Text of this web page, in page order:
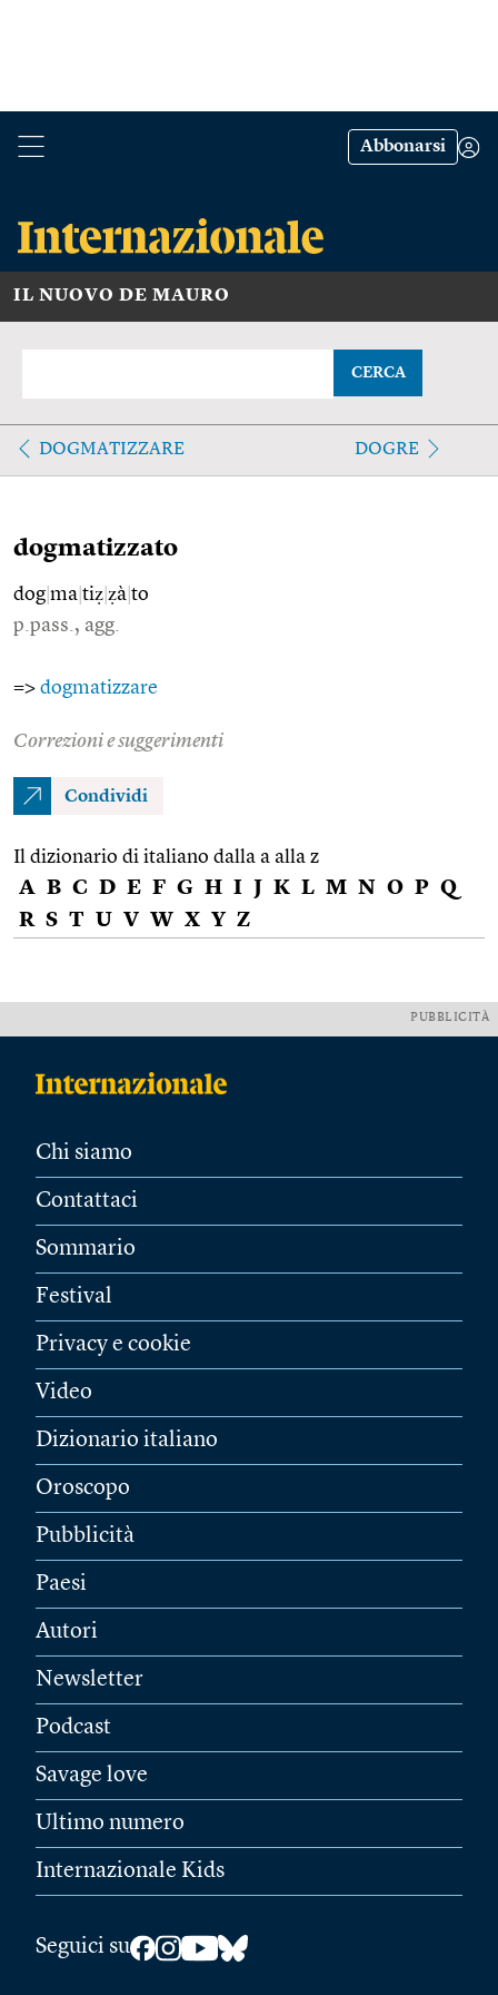
Abbonarsi
IL NUOVO DE MAURO
CERCA
DOGMATIZZARE DOGRE
dogmatizzato
dog ma tiẓ ẓà to
p.pass., agg.
=> dogmatizzare
Correzioni e suggerimenti
Condividi
Il dizionario di italiano dalla a alla z
A B C D E F G H I J K L M N O P Q
R S T U V W X Y Z
PUBBLICITÀ
Chi siamo
Contattaci
Sommario
Festival
Privacy e cookie
Video
Dizionario italiano
Oroscopo
Pubblicità
Paesi
Autori
Newsletter
Podcast
Savage love
Ultimo numero
Internazionale Kids
Seguici su